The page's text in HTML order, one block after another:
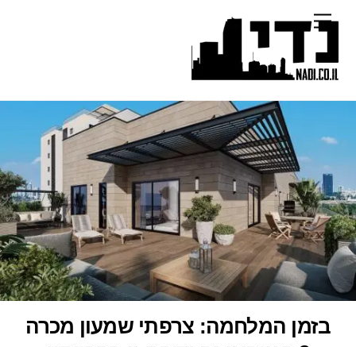
content
Menu
בזמן המלחמה: צרפתי שמעון מכרה